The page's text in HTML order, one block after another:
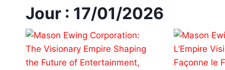
Jour : 17/01/2026